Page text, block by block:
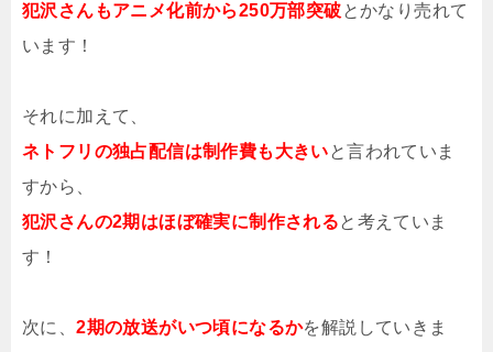
犯沢さんもアニメ化前から250万部突破とかなり売れて
います！
それに加えて、
ネトフリの独占配信は制作費も大きいと言われていま
すから、
犯沢さんの2期はほぼ確実に制作されると考えていま
す！
次に、2期の放送がいつ頃になるかを解説していきま